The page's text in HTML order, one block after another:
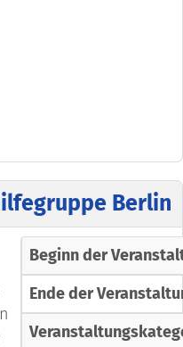
Berlin
Beginn der
Ende der